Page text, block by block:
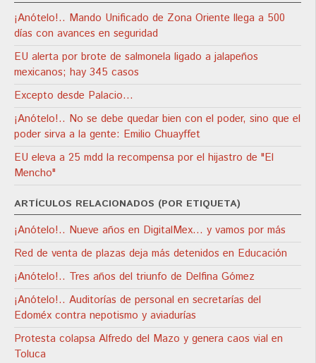
¡Anótelo!.. Mando Unificado de Zona Oriente llega a 500
días con avances en seguridad
EU alerta por brote de salmonela ligado a jalapeños
mexicanos; hay 345 casos
Excepto desde Palacio…
¡Anótelo!.. No se debe quedar bien con el poder, sino que el
poder sirva a la gente: Emilio Chuayffet
EU eleva a 25 mdd la recompensa por el hijastro de "El
Mencho"
ARTÍCULOS RELACIONADOS (POR ETIQUETA)
¡Anótelo!.. Nueve años en DigitalMex… y vamos por más
Red de venta de plazas deja más detenidos en Educación
¡Anótelo!.. Tres años del triunfo de Delfina Gómez
¡Anótelo!.. Auditorías de personal en secretarías del
Edoméx contra nepotismo y aviadurías
Protesta colapsa Alfredo del Mazo y genera caos vial en
Toluca